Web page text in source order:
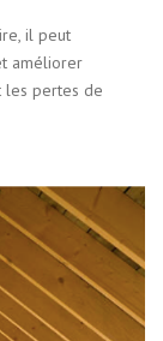
il peut
améliorer
les pertes de